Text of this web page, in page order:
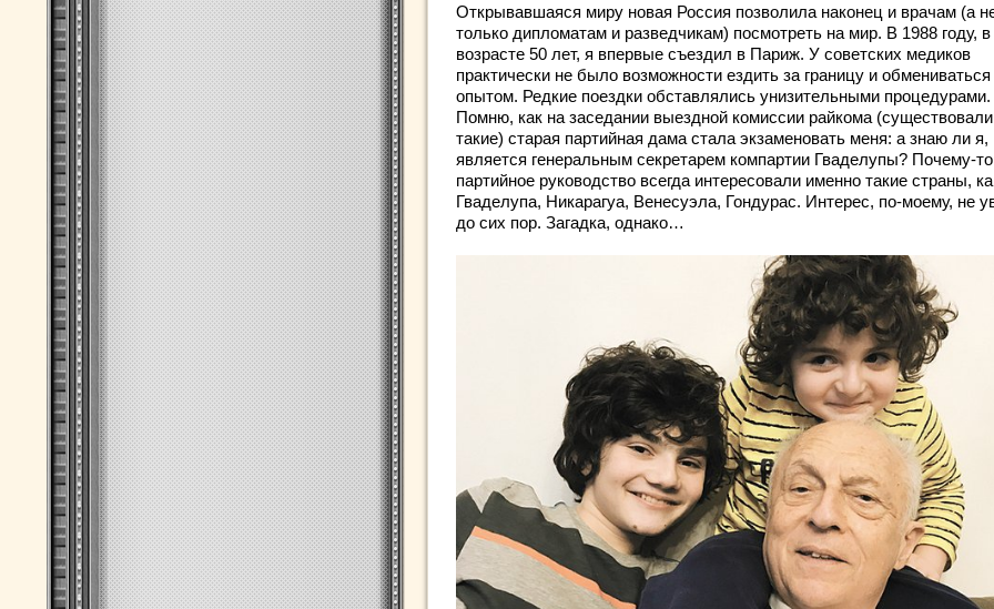
Открывавшаяся миру новая Россия позволила наконец и врачам (а
только дипломатам и разведчикам) посмотреть на мир. В 1988 году, в
возрасте 50 лет, я впервые съездил в Париж. У советских медиков
практически не было возможности ездить за границу и обмениваться
опытом. Редкие поездки обставлялись унизительными процедурами.
Помню, как на заседании выездной комиссии райкома
такие) старая партийная дама стала экзаменовать меня: а знаю ли я,
является генеральным секретарем компартии Гваделупы? Почему-
партийное руководство всегда интересовали именно такие страны,
Гваделупа, Никарагуа, Венесуэла, Гондурас. Интерес, по-моему, не
до сих пор. Загадка, однако…